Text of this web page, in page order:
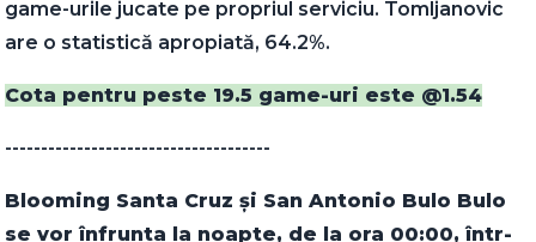
game-urile jucate pe propriul serviciu. Tomljanovic
are o statistică apropiată, 64.2%.
Cota pentru peste 19.5 game-uri este @1.54
-------------------------------------
Blooming Santa Cruz și San Antonio Bulo Bulo
se vor înfrunta la noapte, de la ora 00:00, într-